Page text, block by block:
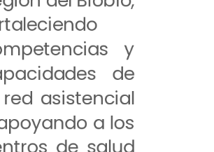
y
de
asistencial
a los
de salud